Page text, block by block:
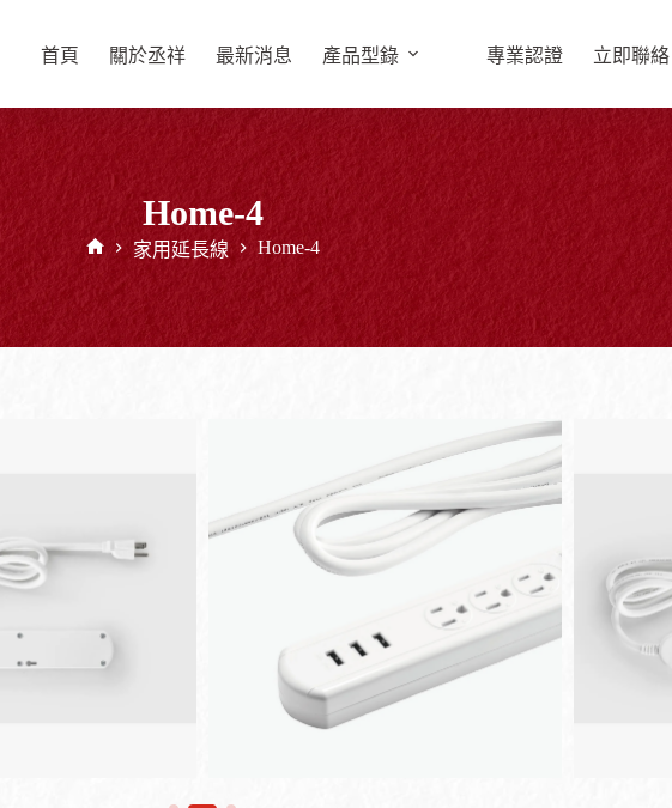
首頁 關於丞祥 最新消息 產品型錄 專業認證 立即聯絡
Home-4
頁
家用延長線 Home-4